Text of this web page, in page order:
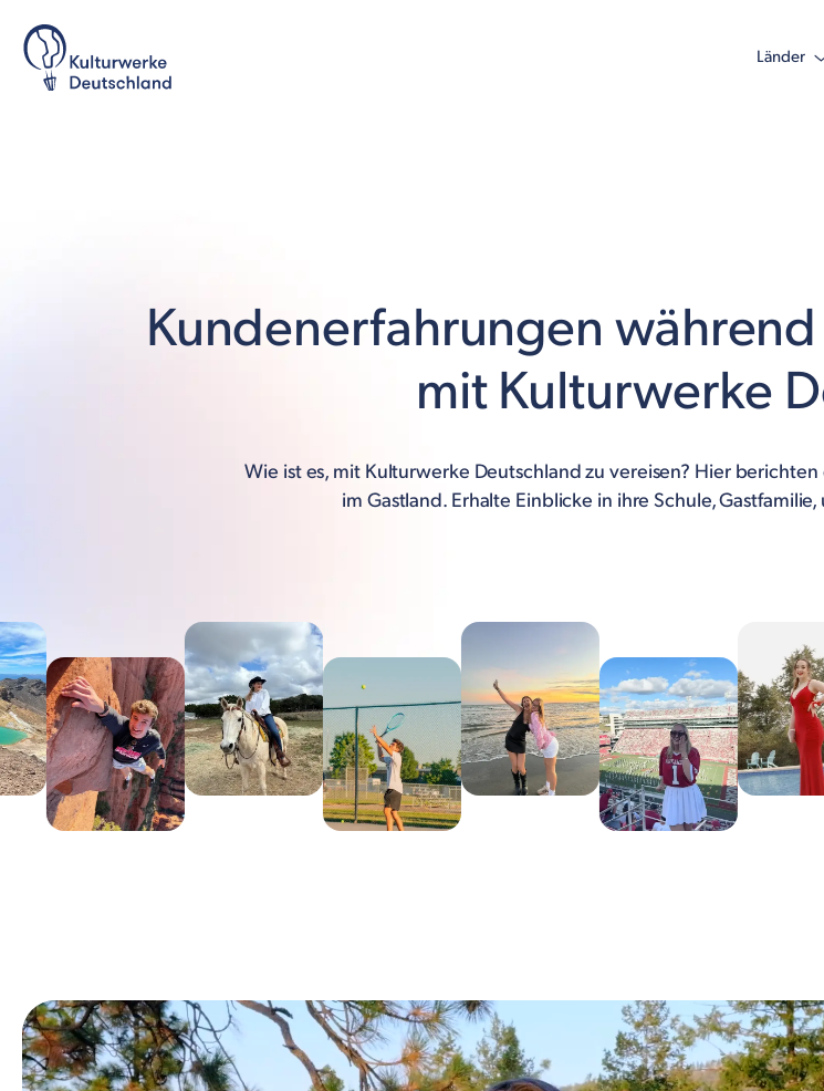
Länder
Kundenerfahrungen
mit Kulturwerke
Wie ist es, mit Kulturwerke Deutschland zu vereisen? Hier
im Gastland. Erhalte Einblicke in ihre Schule,